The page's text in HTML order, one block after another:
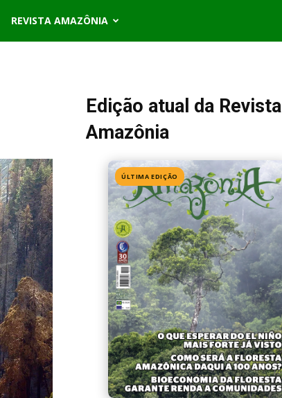
REVISTA AMAZÔNIA
Edição atual da Revista
Amazônia
ÚLTIMA EDIÇÃO